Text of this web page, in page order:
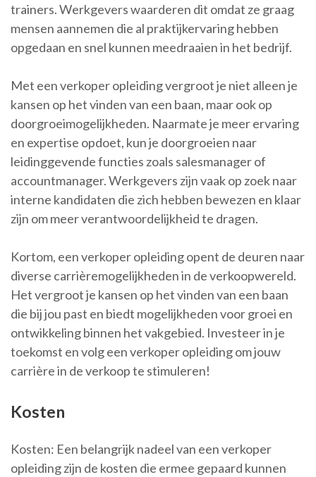
trainers. Werkgevers waarderen dit omdat ze graag
mensen aannemen die al praktijkervaring hebben
opgedaan en snel kunnen meedraaien in het bedrijf.
Met een verkoper opleiding vergroot je niet alleen je
kansen op het vinden van een baan, maar ook op
doorgroeimogelijkheden. Naarmate je meer ervaring
en expertise opdoet, kun je doorgroeien naar
leidinggevende functies zoals salesmanager of
accountmanager. Werkgevers zijn vaak op zoek naar
interne kandidaten die zich hebben bewezen en klaar
zijn om meer verantwoordelijkheid te dragen.
Kortom, een verkoper opleiding opent de deuren naar
diverse carrièremogelijkheden in de verkoopwereld.
Het vergroot je kansen op het vinden van een baan
die bij jou past en biedt mogelijkheden voor groei en
ontwikkeling binnen het vakgebied. Investeer in je
toekomst en volg een verkoper opleiding om jouw
carrière in de verkoop te stimuleren!
Kosten
Kosten: Een belangrijk nadeel van een verkoper
opleiding zijn de kosten die ermee gepaard kunnen